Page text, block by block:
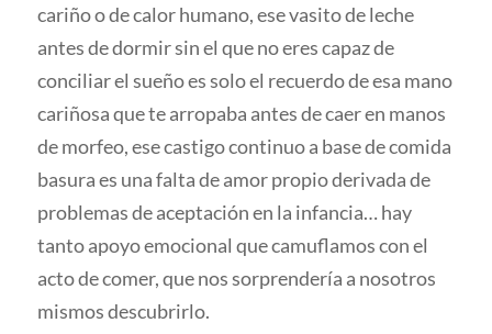
cariño o de calor humano, ese vasito de leche
antes de dormir sin el que no eres capaz de
conciliar el sueño es solo el recuerdo de esa mano
cariñosa que te arropaba antes de caer en manos
de morfeo, ese castigo continuo a base de comida
basura es una falta de amor propio derivada de
problemas de aceptación en la infancia… hay
tanto apoyo emocional que camuflamos con el
acto de comer, que nos sorprendería a nosotros
mismos descubrirlo.